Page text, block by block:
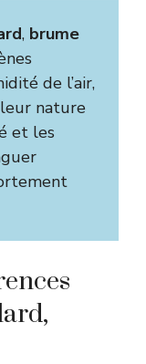
, brume
de l’air,
nature
et les